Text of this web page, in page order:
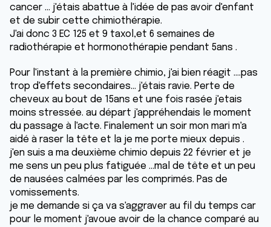
cancer ... j'étais abattue à l'idée de pas avoir d'enfant
et de subir cette chimiothérapie.
J'ai donc 3 EC 125 et 9 taxol,et 6 semaines de
radiothérapie et hormonothérapie pendant 5ans .
Pour l'instant à la première chimio, j'ai bien réagit ....pas
trop d'effets secondaires... j'étais ravie. Perte de
cheveux au bout de 15ans et une fois rasée j'etais
moins stressée. au départ j'appréhendais le moment
du passage à l'acte. Finalement un soir mon mari m'a
aidé à raser la tête et la je me porte mieux depuis .
j'en suis a ma deuxième chimio depuis 22 février et je
me sens un peu plus fatiguée ...mal de tête et un peu
de nausées calmées par les comprimés. Pas de
vomissements.
je me demande si ça va s'aggraver au fil du temps car
pour le moment j'avoue avoir de la chance comparé au